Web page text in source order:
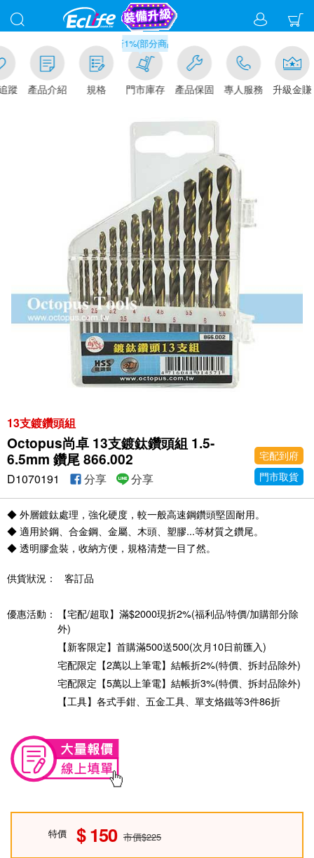
蹤 產品介紹 規格
滿千元門市取貨現折1%(部分商品不適用)-請點我看
門市庫存 產品保固 專人服務 升級金賺
13支鍍鑽頭組
Octopus尚卓 13支鍍鈦鑽頭組 1.5-
6.5mm 鑽尾 866.002
宅配到府
門市取貨
D1070191 分享 分享
◆ 外層鍍鈦處理，強化硬度，較一般高速鋼鑽頭堅固耐用。
◆ 適用於鋼、合金鋼、金屬、木頭、塑膠...等材質之鑽尾。
◆ 透明膠盒裝，收納方便，規格清楚一目了然。
供貨狀況： 客訂品
優惠活動：
【宅配/超取】滿$2000現折2%(福利品/特價/加購部分除
外)
【新客限定】首購滿500送500(次月10日前匯入)
宅配限定【2萬以上筆電】結帳折2%(特價、拆封品除外)
宅配限定【5萬以上筆電】結帳折3%(特價、拆封品除外)
【工具】各式手鉗、五金工具、單支烙鐵等3件86折
特價 150 市價$225